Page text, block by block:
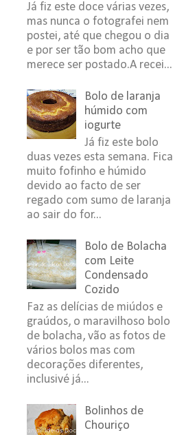
Já fiz este doce várias vezes,
mas nunca o fotografei nem
postei, até que chegou o dia
e por ser tão bom acho que
merece ser postado.A recei...
Bolo de laranja
húmido com
iogurte
Já fiz este bolo
duas vezes esta semana. Fica
muito fofinho e húmido
devido ao facto de ser
regado com sumo de laranja
ao sair do for...
Bolo de Bolacha
com Leite
Condensado
Cozido
Faz as delícias de miúdos e
graúdos, o maravilhoso bolo
de bolacha, vão as fotos de
vários bolos mas com
decorações diferentes,
inclusivé já...
Bolinhos de
Chouriço